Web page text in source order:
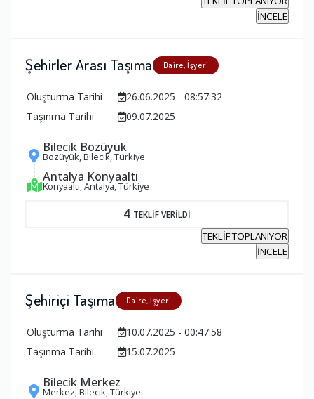
İNCELE
Şehirler Arası Taşıma Daire, İşyeri
Oluşturma Tarihi
26.06.2025 - 08:57:32
Taşınma Tarihi
09.07.2025
Bilecik Bozüyük
Bozüyük, Bilecik, Türkiye
Antalya Konyaaltı
Konyaaltı, Antalya, Türkiye
4 TEKLİF VERİLDİ
TEKLİF TOPLANIYOR
İNCELE
Şehiriçi Taşıma Daire, İşyeri
Oluşturma Tarihi
10.07.2025 - 00:47:58
Taşınma Tarihi
15.07.2025
Bilecik Merkez
Merkez, Bilecik, Türkiye